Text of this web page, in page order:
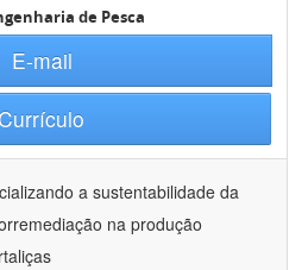
de Pesca
E-mail
Currículo
a sustentabilidade da
na produção